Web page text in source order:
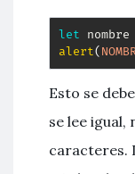
let nombre
alert(
Esto se
se lee igual,
caracteres.